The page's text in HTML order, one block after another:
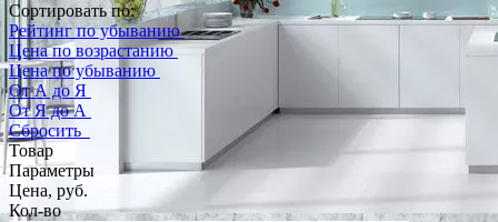
Сортировать по:
Рейтинг по убыванию
Цена по возрастанию
Цена по убыванию
От А до Я
От Я до А
Сбросить
Товар
Параметры
Цена, руб.
Кол-во